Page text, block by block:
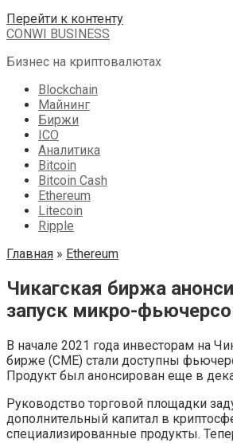
Перейти к контенту
CONWI BUSINESS
Бизнес на криптовалютах
Blockchain
Майнинг
Биржи
ICO
Аналитика
Bitcoin
Bitcoin Cash
Ethereum
Litecoin
Ripple
Главная » Ethereum
Чикагская биржа
запуск микро-
В начале 2021 года инвесторам на
бирже (CME) стали доступны
Продукт был анонсирован еще в
Руководство торговой площадки
дополнительный капитал в
специализированные продукты.